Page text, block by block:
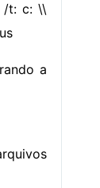
/t: c: \\
a